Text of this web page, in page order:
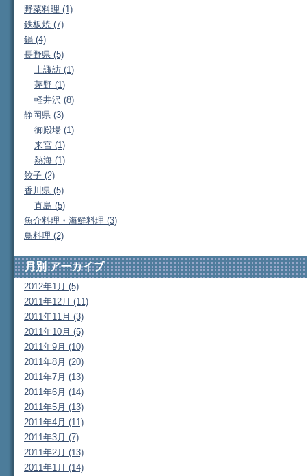
野菜料理 (1)
鉄板焼 (7)
鍋 (4)
長野県 (5)
上諏訪 (1)
茅野 (1)
軽井沢 (8)
静岡県 (3)
御殿場 (1)
来宮 (1)
熱海 (1)
餃子 (2)
香川県 (5)
直島 (5)
魚介料理・海鮮料理 (3)
鳥料理 (2)
月別アーカイブ
2012年1月 (5)
2011年12月 (11)
2011年11月 (3)
2011年10月 (5)
2011年9月 (10)
2011年8月 (20)
2011年7月 (13)
2011年6月 (14)
2011年5月 (13)
2011年4月 (11)
2011年3月 (7)
2011年2月 (13)
2011年1月 (14)